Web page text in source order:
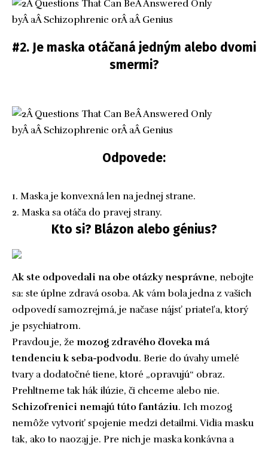
#2. Je maska otáčaná jedným alebo dvomi
smermi?
Odpovede:
1. Maska je konvexná len na jednej strane.
2. Maska sa otáča do pravej strany.
Kto si? Blázon alebo génius?
Ak ste odpovedali na obe otázky nesprávne, nebojte
sa: ste úplne zdravá osoba. Ak vám bola jedna z vašich
odpovedí samozrejmá, je načase nájsť priateľa, ktorý
je psychiatrom.
Pravdou je, že mozog zdravého človeka má
tendenciu k seba-podvodu. Berie do úvahy umelé
tvary a dodatočné tiene, ktoré „opravujú“ obraz.
Prehltneme tak hák ilúzie, či chceme alebo nie.
Schizofrenici nemajú túto fantáziu. Ich mozog
nemôže vytvoriť spojenie medzi detailmi. Vidia masku
tak, ako to naozaj je. Pre nich je maska ​​konkávna a